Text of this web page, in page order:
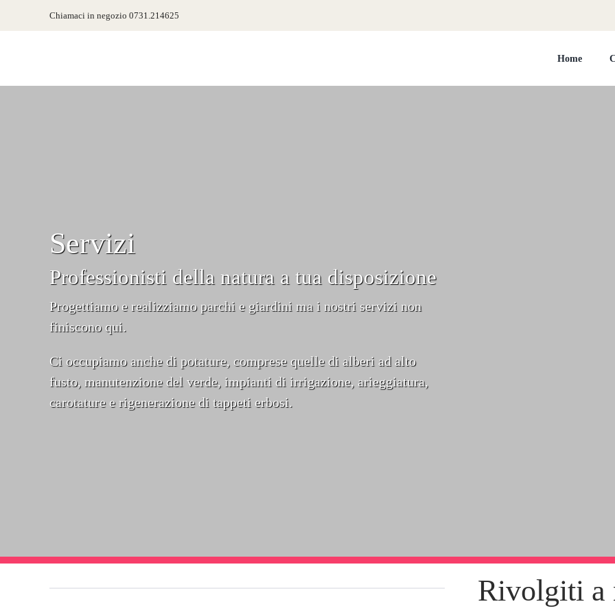
Chiamaci in negozio 0731.214625
Home
Servizi
Professionisti della natura a tua disposizione
Progettiamo e realizziamo parchi e giardini ma i nostri servizi non
finiscono qui.
Ci occupiamo anche di potature, comprese quelle di alberi ad alto
fusto, manutenzione del verde, impianti di irrigazione, arieggiatura,
carotature e rigenerazione di tappeti erbosi.
Rivolgiti a